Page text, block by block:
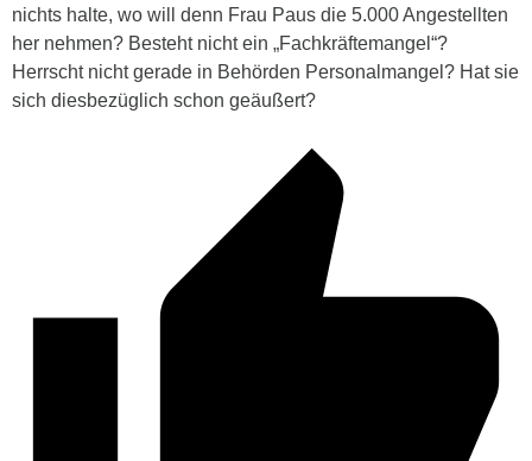
nichts halte, wo will denn Frau Paus die 5.000 Angestellten
her nehmen? Besteht nicht ein „Fachkräftemangel“?
Herrscht nicht gerade in Behörden Personalmangel? Hat sie
sich diesbezüglich schon geäußert?